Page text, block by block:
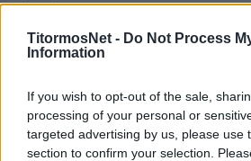
TitormosNet - Do Not Process
Information
If you wish to opt-out of the sale,
processing of your personal or
targeted advertising by us, please use
section to confirm your selection.
παρελθόν σε ομάδες της
Ηλυσιακού στη Γ΄ Εθνική,
και πέρσι του Ερμή
Κατηγορία της Κύπρου.